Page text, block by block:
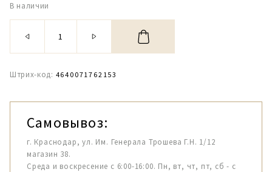
В наличии
Штрих-код: 4640071762153
Самовывоз:
г. Краснодар, ул. Им. Генерала Трошева Г.Н. 1/12
магазин 38.
Среда и воскресение с 6:00-16:00. Пн, вт, чт, пт, сб - с